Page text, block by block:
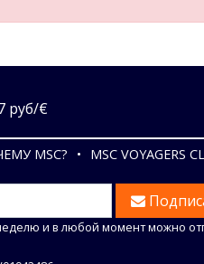
руб/€
MSC? MSC VOYAGERS
и в любой момент можно